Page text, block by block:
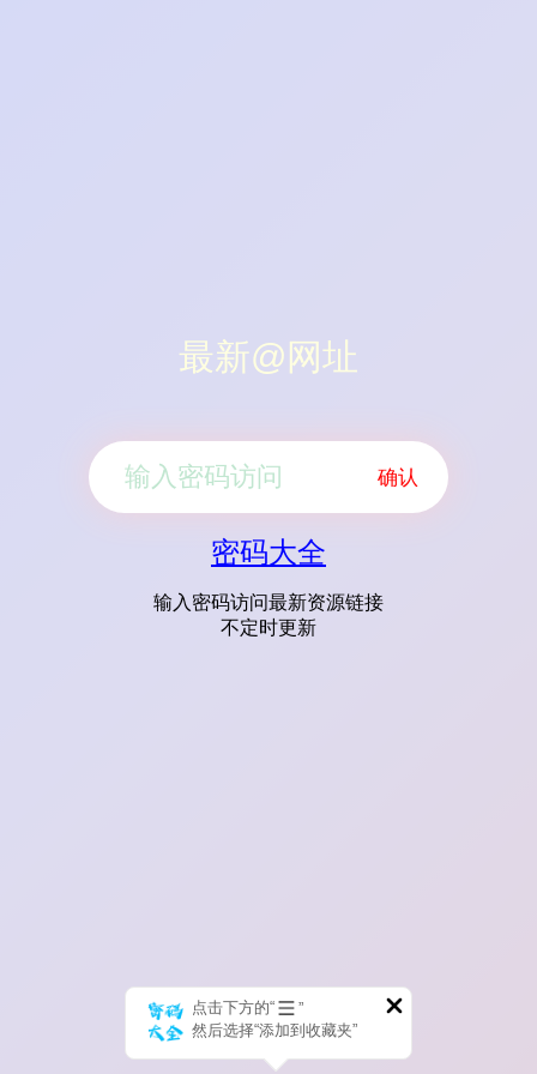
最新@网址
确认
密码大全
输入密码访问最新资源链接
不定时更新
点击下方的“
”
然后选择“添加到收藏夹”